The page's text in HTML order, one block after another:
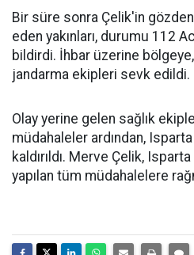
Bir süre sonra Çelik'in
eden yakınları, durumu 112
bildirdi. İhbar üzerine
jandarma ekipleri sevk edildi.
Olay yerine gelen sağlık
müdahaleler ardından,
kaldırıldı. Merve Çelik,
yapılan tüm müdahalelere